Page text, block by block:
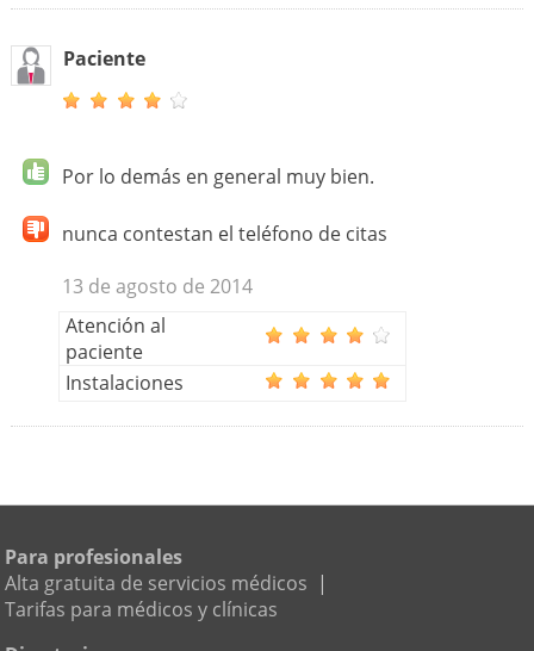
Paciente
Por lo demás en general muy bien.
nunca contestan el teléfono de citas
13 de agosto de 2014
Atención al
paciente
Instalaciones
Para profesionales
Alta gratuita de servicios médicos |
Tarifas para médicos y clínicas